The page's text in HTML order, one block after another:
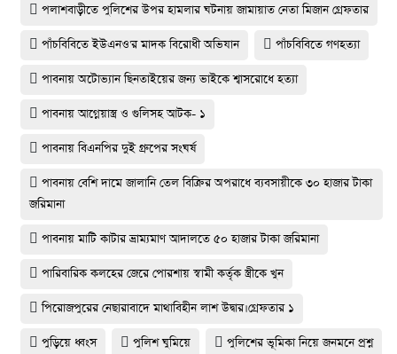
পলাশবাড়ীতে পুলিশের উপর হামলার ঘটনায় জামায়াত নেতা মিজান গ্রেফতার
পাঁচবিবিতে ইউএনও'র মাদক বিরোধী অভিযান পাঁচবিবিতে গণহত্যা
পাবনায় অটোভ্যান ছিনতাইয়ের জন্য ভাইকে শ্বাসরোধে হত্যা
পাবনায় আগ্নেয়াস্ত্র ও গুলিসহ আটক- ১
পাবনায় বিএনপির দুই গ্রুপের সংঘর্ষ
পাবনায় বেশি দামে জালানি তেল বিক্রির অপরাধে ব্যবসায়ীকে ৩০ হাজার টাকা
জরিমানা
পাবনায় মাটি কাটার ভ্রাম্যমাণ আদালতে ৫০ হাজার টাকা জরিমানা
পারিবারিক কলহের জেরে পোরশায় স্বামী কর্তৃক স্ত্রীকে খুন
পিরোজপুরের নেছারাবাদে মাথাবিহীন লাশ উদ্বার।গ্রেফতার ১
পুড়িয়ে ধ্বংস পুলিশ ঘুমিয়ে পুলিশের ভূমিকা নিয়ে জনমনে প্রশ্ন